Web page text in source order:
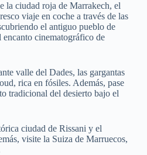
la ciudad roja de Marrakech, el
viaje en coche a través de las
el antiguo pueblo de
cinematográfico de
valle del Dades, las gargantas
rica en fósiles. Además, pase
tradicional del desierto bajo el
ciudad de Rissani y el
visite la Suiza de Marruecos,